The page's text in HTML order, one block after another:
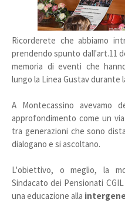
Ricorderete che abbiamo
prendendo spunto dall'art.11
memoria di eventi che
lungo la Linea Gustav durante
A Montecassino avevamo
approfondimento come un
tra generazioni che sono
dialogano e si ascoltano.
L'obiettivo, o meglio, la
Sindacato dei Pensionati
una educazione alla